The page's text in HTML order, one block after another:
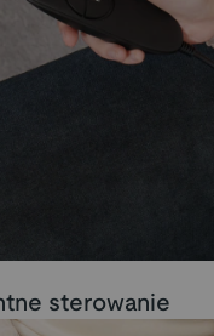
sterowanie